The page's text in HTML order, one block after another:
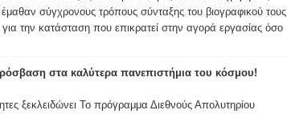
σύγχρονους τρόπους σύνταξης του βιογραφικού τους
την κατάσταση που επικρατεί στην αγορά εργασίας όσο
στα καλύτερα πανεπιστήμια του κόσμου!
ξεκλειδώνει Το πρόγραμμα Διεθνούς Απολυτηρίου